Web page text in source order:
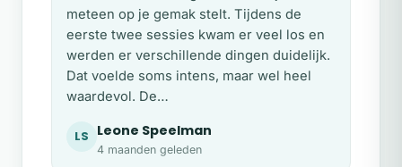
meteen op je gemak stelt. Tijdens de
eerste twee sessies kwam er veel los en
werden er verschillende dingen duidelijk.
Dat voelde soms intens, maar wel heel
waardevol. De…
LS Leone Speelman
4 maanden geleden